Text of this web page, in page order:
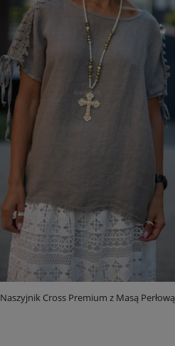
Naszyjnik Cross Premium z Masą Perłową